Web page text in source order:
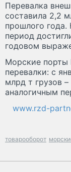
Перевалка
составила 2,2
прошлого года.
период
годовом
Морские порты
перевалки: с
млрд т грузов
аналогичным
www.rzd-
товарооборот